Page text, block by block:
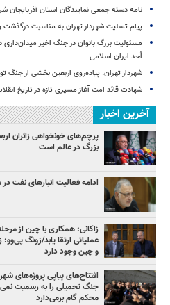
نامه دسته جمعی نمایندگان استان آذربایجان
پیام تسلیت شهردار تهران به مناسبت درگذشت
مسئولیت بزرگ بانوان در جنگ اخیر
اُحد ایران اسلامی
شهردار تهران: پیاده‌روی اربعین بخشی از
شهادت قائد امت آغاز مسیری تازه در تاریخ
آخرین اخبار
پرچم‌های خونخواهی زائران
بزرگ در عالم است
ادامه فعالیت انبارهای نفت
زاکانی: همکاری با چین از
عملیاتی ارتقا یابد/زونگ
و چین وجود دارد
افتتاح‌های پیاپی پروژه‌های
جنگ تحمیلی را به رسمیت
محکم گام برمی‌دارد